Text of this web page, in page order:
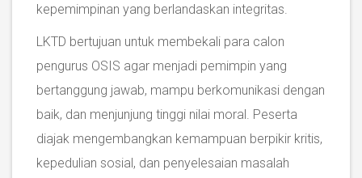
kepemimpinan yang berlandaskan integritas.
LKTD bertujuan untuk membekali para calon
pengurus OSIS agar menjadi pemimpin yang
bertanggung jawab, mampu berkomunikasi dengan
baik, dan menjunjung tinggi nilai moral. Peserta
diajak mengembangkan kemampuan berpikir kritis,
kepedulian sosial, dan penyelesaian masalah